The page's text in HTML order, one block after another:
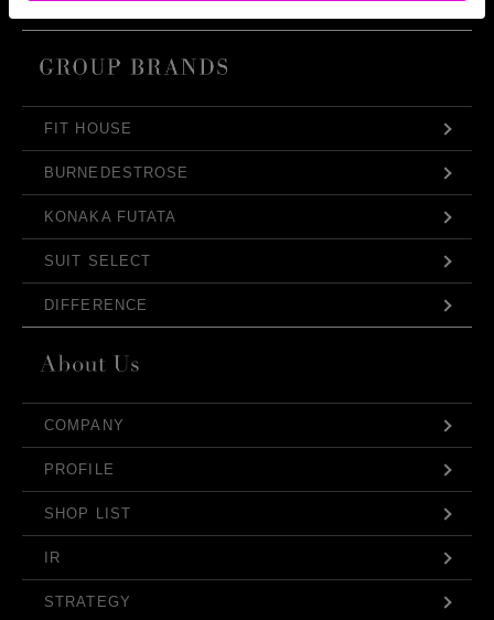
FIT HOUSE
BURNEDESTROSE
KONAKA FUTATA
SUIT SELECT
DIFFERENCE
COMPANY
PROFILE
SHOP LIST
IR
STRATEGY